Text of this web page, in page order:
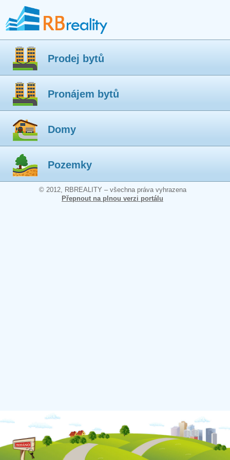
Prodej bytů
Pronájem bytů
Domy
Pozemky
© 2012, RBREALITY – všechna práva vyhrazena
Přepnout na plnou verzi portálu